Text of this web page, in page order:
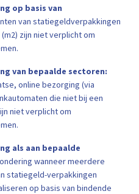
op basis van
van statiegeldverpakkingen
zijn niet verplicht om
van bepaalde sectoren:
online bezorging (via
die niet bij een
niet verplicht om
als aan bepaalde
wanneer meerdere
statiegeld-verpakkingen
op basis van bindende